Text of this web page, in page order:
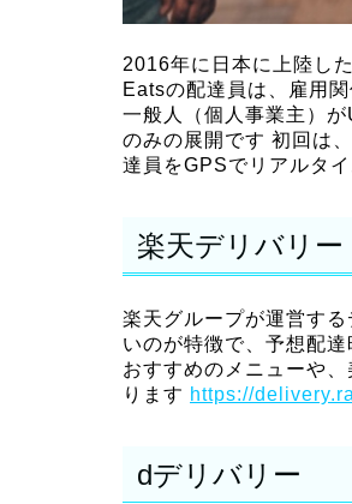
2016年に日本に上陸し
Eatsの配達員は、雇用
一般人（個人事業主）
のみの展開です 初回は
達員をGPSでリアルタ
楽天デリバリー
楽天グループが運営す
いのが特徴で、予想配
おすすめのメニューや
ります https://
dデリバリー